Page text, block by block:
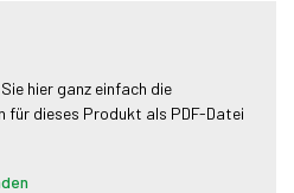
hier ganz einfach die
für dieses Produkt als PDF-Datei